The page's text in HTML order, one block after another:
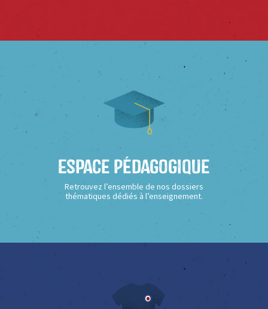
Espace Pédagogique
Retrouvez l’ensemble de nos dossiers
thématiques dédiés à l’enseignement.